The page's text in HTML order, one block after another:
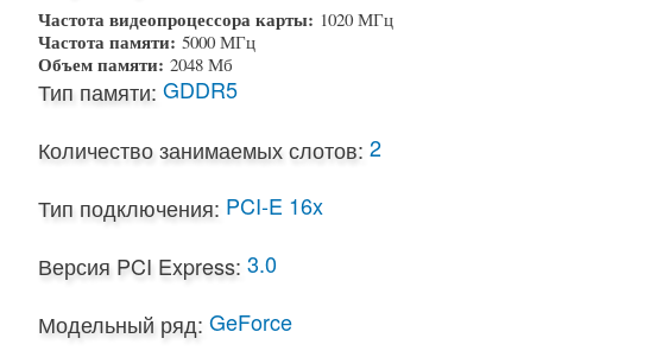
Частота видеопроцессора карты: 1020 МГц
Частота памяти: 5000 МГц
Объем памяти: 2048 Мб
Тип памяти: GDDR5
Количество занимаемых слотов: 2
Тип подключения: PCI-E 16x
Версия PCI Express: 3.0
Модельный ряд: GeForce